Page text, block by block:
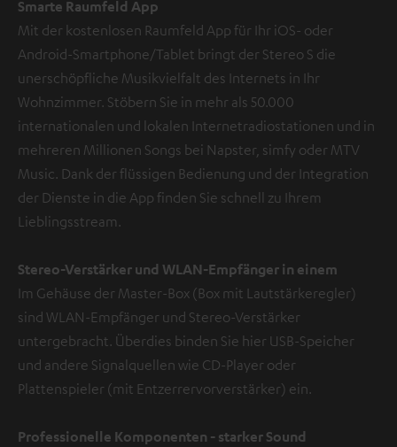
Smarte Raumfeld App
Mit der kostenlosen Raumfeld App für Ihr iOS- oder
Android-Smartphone/Tablet bringt der Stereo S die
unerschöpfliche Musikvielfalt des Internets in Ihr
Wohnzimmer. Stöbern Sie in mehr als 50.000
internationalen und lokalen Internetradiostationen und in
mehreren Millionen Songs bei Napster, simfy oder MTV
Music. Dank der flüssigen Bedienung und der Integration
der Dienste in die App finden Sie schnell zu Ihrem
Lieblingsstream.
Stereo-Verstärker und WLAN-Empfänger in einem
Im Gehäuse der Master-Box (Box mit Lautstärkeregler)
sind WLAN-Empfänger und Stereo-Verstärker
untergebracht. Überdies binden Sie hier USB-Speicher
und andere Signalquellen wie CD-Player oder
Plattenspieler (mit Entzerrervorverstärker) ein.
Professionelle Komponenten - starker Sound